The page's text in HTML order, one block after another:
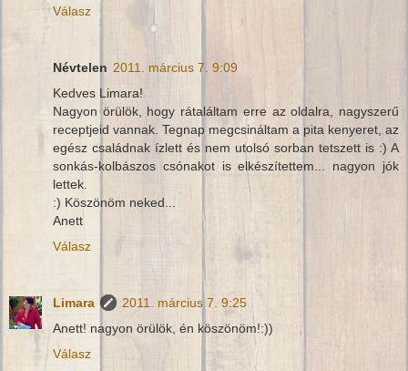
Válasz
Névtelen 2011. március 7. 9:09
Kedves Limara!
Nagyon örülök, hogy rátaláltam erre az oldalra, nagyszerű
receptjeid vannak. Tegnap megcsináltam a pita kenyeret, az
egész családnak ízlett és nem utolsó sorban tetszett is :) A
sonkás-kolbászos csónakot is elkészítettem... nagyon jók
lettek.
:) Köszönöm neked...
Anett
Válasz
Limara
2011. március 7. 9:25
Anett! nagyon örülök, én köszönöm!:))
Válasz